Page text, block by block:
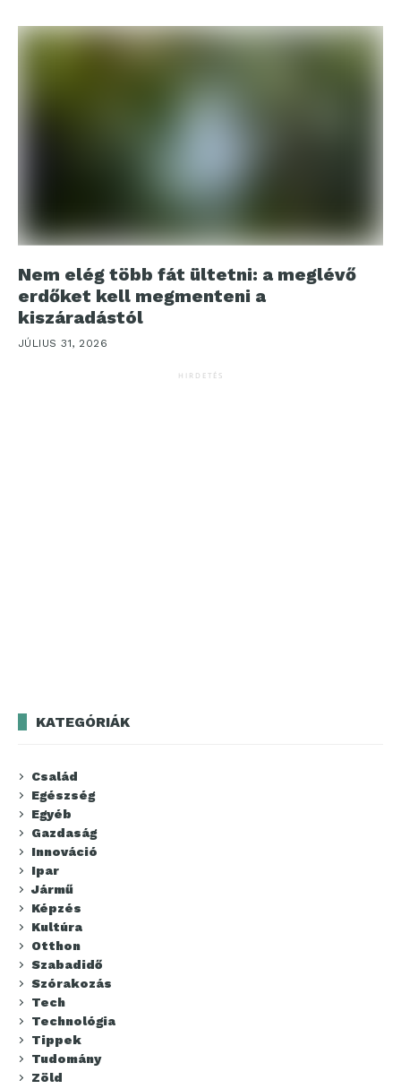
Nem elég több fát ültetni: a meglévő
erdőket kell megmenteni a
kiszáradástól
JÚLIUS 31, 2026
HIRDETÉS
KATEGÓRIÁK
Család
Egészség
Egyéb
Gazdaság
Innováció
Ipar
Jármű
Képzés
Kultúra
Otthon
Szabadidő
Szórakozás
Tech
Technológia
Tippek
Tudomány
Zöld